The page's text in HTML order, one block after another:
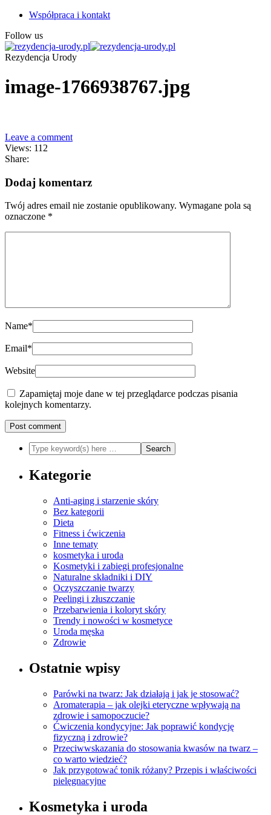
Współpraca i kontakt
Follow us
Rezydencja Urody
image-1766938767.jpg
Leave a comment
Views: 112
Share:
Dodaj komentarz
Twój adres email nie zostanie opublikowany. Wymagane pola są
oznaczone *
Name*
Email*
Website
Zapamiętaj moje dane w tej przeglądarce podczas pisania
kolejnych komentarzy.
Kategorie
Anti-aging i starzenie skóry
Bez kategorii
Dieta
Fitness i ćwiczenia
Inne tematy
kosmetyka i uroda
Kosmetyki i zabiegi profesjonalne
Naturalne składniki i DIY
Oczyszczanie twarzy
Peelingi i złuszczanie
Przebarwienia i koloryt skóry
Trendy i nowości w kosmetyce
Uroda męska
Zdrowie
Ostatnie wpisy
Parówki na twarz: Jak działają i jak je stosować?
Aromaterapia – jak olejki eteryczne wpływają na
zdrowie i samopoczucie?
Ćwiczenia kondycyjne: Jak poprawić kondycję
fizyczną i zdrowie?
Przeciwwskazania do stosowania kwasów na twarz –
co warto wiedzieć?
Jak przygotować tonik różany? Przepis i właściwości
pielęgnacyjne
Kosmetyka i uroda